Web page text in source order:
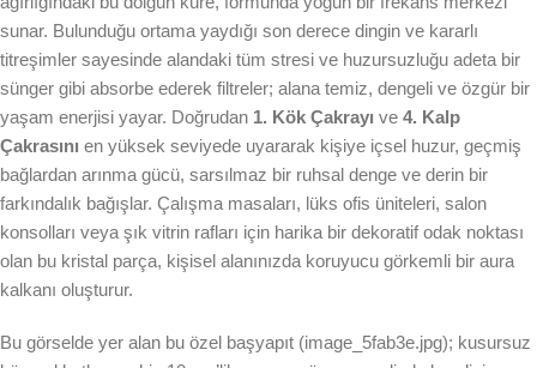
sunar. Bulunduğu ortama yaydığı son derece dingin ve kararlı
titreşimler sayesinde alandaki tüm stresi ve huzursuzluğu adeta bir
sünger gibi absorbe ederek filtreler; alana temiz, dengeli ve özgür bir
yaşam enerjisi yayar. Doğrudan 1. Kök Çakrayı ve 4. Kalp
Çakrasını en yüksek seviyede uyararak kişiye içsel huzur, geçmiş
bağlardan arınma gücü, sarsılmaz bir ruhsal denge ve derin bir
farkındalık bağışlar. Çalışma masaları, lüks ofis üniteleri, salon
konsolları veya şık vitrin rafları için harika bir dekoratif odak noktası
olan bu kristal parça, kişisel alanınızda koruyucu görkemli bir aura
kalkanı oluşturur.
Bu görselde yer alan bu özel başyapıt (image_5fab3e.jpg); kusursuz